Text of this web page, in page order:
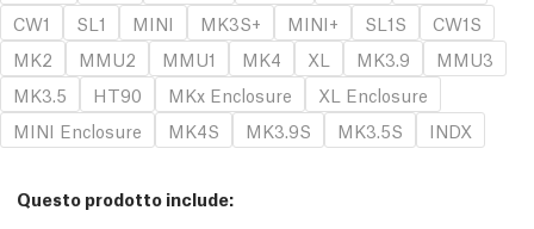
CW1
SL1 MINI MK3S+ MINI+ SL1S
CW1S
MK2
MMU2 MMU1 MK4 XL MK3.9
MMU3
MK3.5
HT90 MKx Enclosure
XL Enclosure
MINI Enclosure
MK4S MK3.9S MK3.5S INDX
Questo prodotto include: